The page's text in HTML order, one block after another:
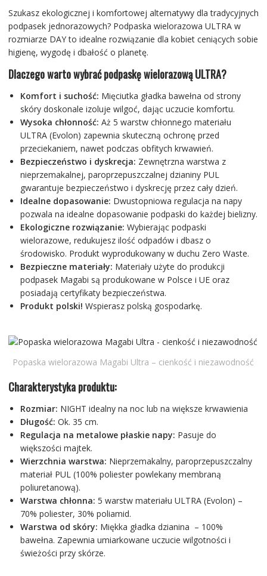
Szukasz ekologicznej i komfortowej alternatywy dla tradycyjnych
podpasek jednorazowych? Podpaska wielorazowa ULTRA w
rozmiarze DAY to idealne rozwiązanie dla kobiet ceniących sobie
higienę, wygodę i dbałość o planetę.
Dlaczego warto wybrać podpaskę wielorazową ULTRA?
Komfort i suchość: Mięciutka gładka bawełna od strony
skóry doskonale izoluje wilgoć, dając uczucie komfortu.
Wysoka chłonność: Aż 5 warstw chłonnego materiału
ULTRA (Evolon) zapewnia skuteczną ochronę przed
przeciekaniem, nawet podczas obfitych krwawień.
Bezpieczeństwo i dyskrecja: Zewnętrzna warstwa z
nieprzemakalnej, paroprzepuszczalnej dzianiny PUL
gwarantuje bezpieczeństwo i dyskrecję przez cały dzień.
Idealne dopasowanie: Dwustopniowa regulacja na napy
pozwala na idealne dopasowanie podpaski do każdej bielizny.
Ekologiczne rozwiązanie: Wybierając podpaski
wielorazowe, redukujesz ilość odpadów i dbasz o
środowisko. Produkt wyprodukowany w duchu Zero Waste.
Bezpieczne materiały: Materiały użyte do produkcji
podpasek Magabi są produkowane w Polsce i UE oraz
posiadają certyfikaty bezpieczeństwa.
Produkt polski! Wspierasz polską gospodarkę.
Popaska wielorazowa Magabi Ultra – cienkość i niezawodność
Charakterystyka produktu:
Rozmiar: NIGHT idealny na noc lub na większe krwawienia
Długość: Ok. 35 cm.
Regulacja na metalowe płaskie napy: Pasuje do
większości majtek.
Wierzchnia warstwa: Nieprzemakalny, paroprzepuszczalny
materiał PUL (100% poliester powlekany membraną
poliuretanową).
Warstwa chłonna: 5 warstw materiału ULTRA (Evolon) –
70% poliester, 30% poliamid.
Warstwa od skóry: Miękka gładka dzianina – 100%
bawełna. Zapewnia umiarkowane uczucie wilgotności i
świeżości przy skórze.